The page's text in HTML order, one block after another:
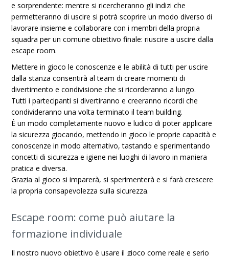
e sorprendente: mentre si ricercheranno gli indizi che
permetteranno di uscire si potrà scoprire un modo diverso di
lavorare insieme e collaborare con i membri della propria
squadra per un comune obiettivo finale: riuscire a uscire dalla
escape room.
Mettere in gioco le conoscenze e le abilità di tutti per uscire
dalla stanza consentirà al team di creare momenti di
divertimento e condivisione che si ricorderanno a lungo.
Tutti i partecipanti si divertiranno e creeranno ricordi che
condivideranno una volta terminato il team building.
È un modo completamente nuovo e ludico di poter applicare
la sicurezza giocando, mettendo in gioco le proprie capacità e
conoscenze in modo alternativo, tastando e sperimentando
concetti di sicurezza e igiene nei luoghi di lavoro in maniera
pratica e diversa.
Grazia al gioco si imparerà, si sperimenterà e si farà crescere
la propria consapevolezza sulla sicurezza.
Escape room: come può aiutare la
formazione individuale
Il nostro nuovo obiettivo è usare il gioco come reale e serio